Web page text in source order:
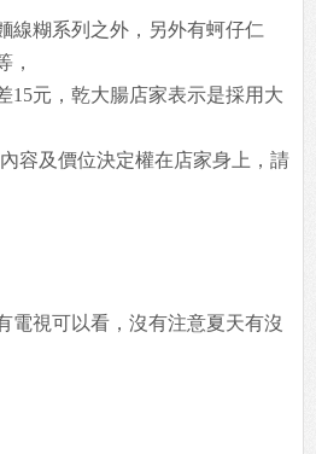
線糊系列之外，另外有蚵仔仁
，
15元，乾大腸店家表示是採用大
容及價位決定權在店家身上，請
電視可以看，沒有注意夏天有沒